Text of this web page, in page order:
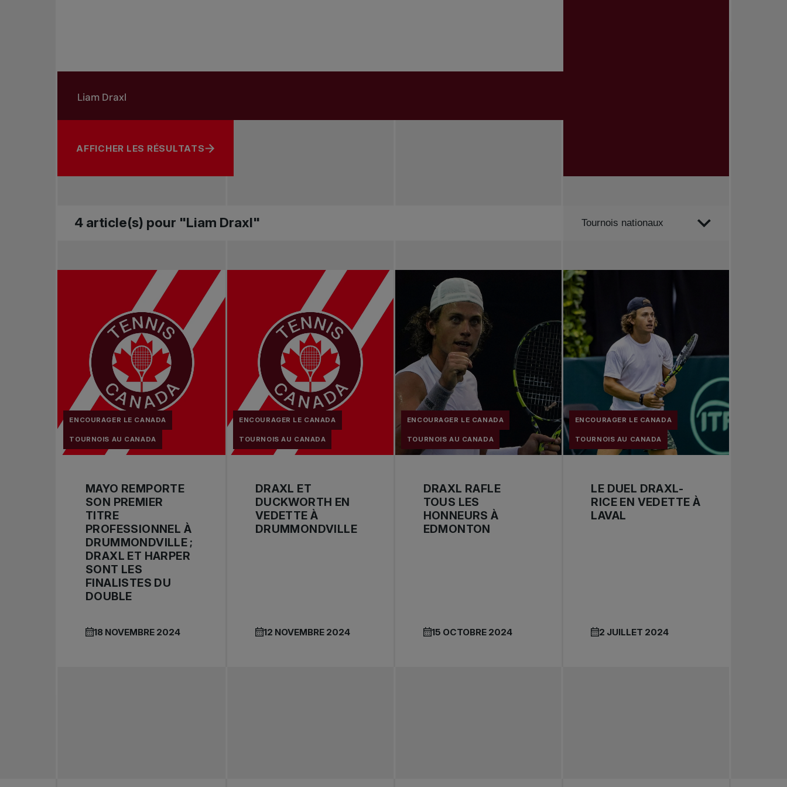
Rechercher par sujet, joueur ou autre
AFFICHER LES RÉSULTATS
4 article(s) pour "Liam Draxl" Trier par
Tournois nationaux
Tennis professionnel
Redéfinir le jeu
Tournois nationaux
ENCOURAGER LE CANADA
TOURNOIS AU CANADA
MAYO REMPORTE
SON PREMIER
TITRE
PROFESSIONNEL À
DRUMMONDVILLE ;
DRAXL ET HARPER
SONT LES
FINALISTES DU
DOUBLE
18 NOVEMBRE 2024
ENCOURAGER LE CANADA
TOURNOIS AU CANADA
DRAXL ET
DUCKWORTH EN
VEDETTE À
DRUMMONDVILLE
12 NOVEMBRE 2024
ENCOURAGER LE CANADA
TOURNOIS AU CANADA
DRAXL RAFLE
TOUS LES
HONNEURS À
EDMONTON
15 OCTOBRE 2024
ENCOURAGER LE CANADA
TOURNOIS AU CANADA
LE DUEL DRAXL-
RICE EN VEDETTE À
LAVAL
2 JUILLET 2024